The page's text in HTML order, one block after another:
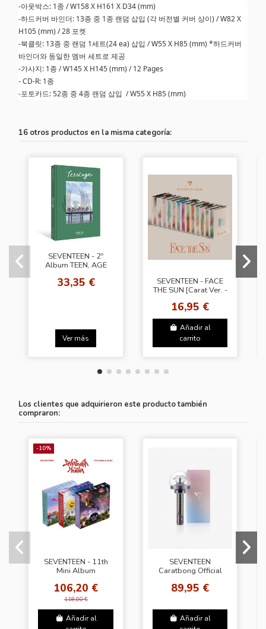
-아웃박스: 1종 / W158 X H161 X D34 (mm)
-하드커버 바인더: 13종 중 1종 랜덤 삽입 (각 버전별 커버 상이) / W82 X
H105 (mm) / 28 포켓
-북클릿: 13종 중 랜덤 1세트(24 ea) 삽입 / W55 X H85 (mm) *하드커버
바인더와 동일한 멤버 세트로 제공
-가사지: 1종 / W145 X H145 (mm) / 12 Pages
- CD-R: 1종
-포토카드: 52종 중 4종 랜덤 삽입 / W55 X H85 (mm)
16 otros productos en la misma categoría:
SEVENTEEN - 2º
Album TEEN, AGE
33,35 €
Ver más
SEVENTEEN - FACE
THE SUN [Carat Ver. -
16,95 €
Añadir al
carrito
Los clientes que adquirieron este producto también
compraron:
-10%
SEVENTEEN - 11th
Mini Album
HEAVEN] (SET Ver.) +
Weverse Gift (WS)
106,20 €
118,00 €
Añadir al
SEVENTEEN
Caratbong Official
89,95 €
Añadir al